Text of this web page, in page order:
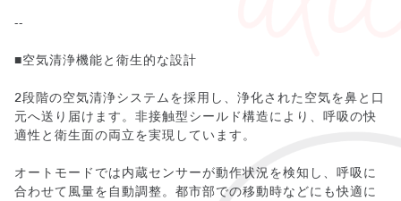
--
■空気清浄機能と衛生的な設計
2段階の空気清浄システムを採用し、浄化された空気を鼻と口
元へ送り届けます。非接触型シールド構造により、呼吸の快
適性と衛生面の両立を実現しています。
オートモードでは内蔵センサーが動作状況を検知し、呼吸に
合わせて風量を自動調整。都市部での移動時などにも快適に